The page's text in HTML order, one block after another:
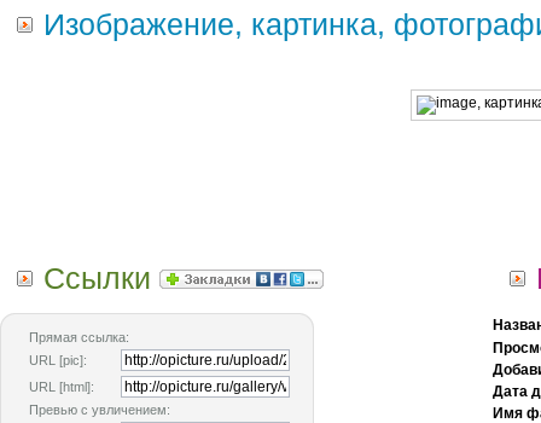
Изображение, картинка,
Ссылки
Прямая ссылка:
URL [pic]:
URL [html]:
Превью с увличением:
Дата
Имя